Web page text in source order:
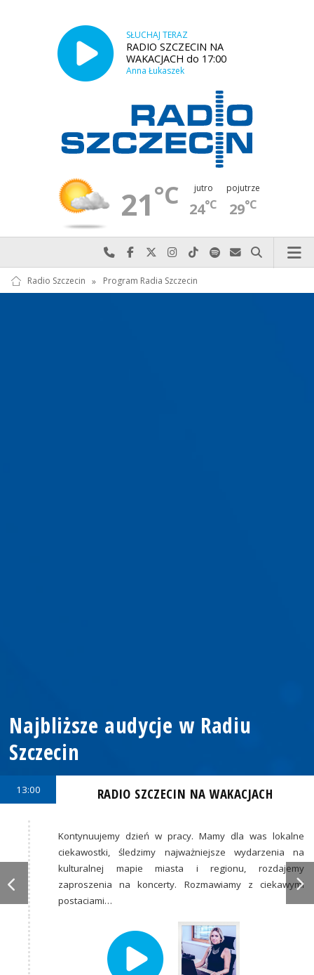
SŁUCHAJ TERAZ
RADIO SZCZECIN NA
WAKACJACH do 17:00
Anna Łukaszek
21°C jutro
24°C
pojutrze
29°C
Najlepiej po prostu do nas zadzwoń
Odwiedź nas na Facebook-u
Odwiedź nas na X
Odwiedź nas na Instagram-ie
Odwiedź nas na TikTok-u
Szukaj nas na Spotify
Wyślij do nas
Szukaj
Radio Szczecin » Program Radia Szczecin
Najbliższe audycje w Radiu
Szczecin
13:00 RADIO SZCZECIN NA WAKACJACH
Kontynuujemy dzień w pracy. Mamy dla was lokalne
ciekawostki, śledzimy najważniejsze wydarzenia na
kulturalnej mapie miasta i regionu, rozdajemy
zaproszenia na koncerty. Rozmawiamy z ciekawymi
postaciami…